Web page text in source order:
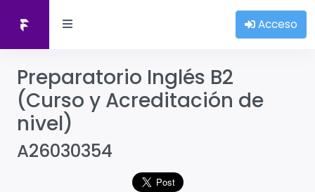
Acceso
Preparatorio Inglés B2
(Curso y Acreditación de
nivel)
A26030354